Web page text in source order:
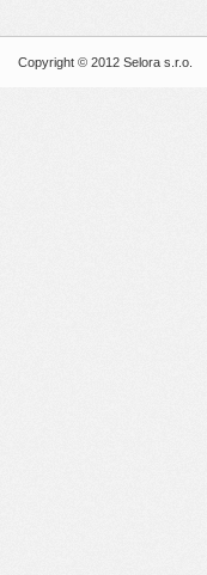
Copyright © 2012 Selora s.r.o.